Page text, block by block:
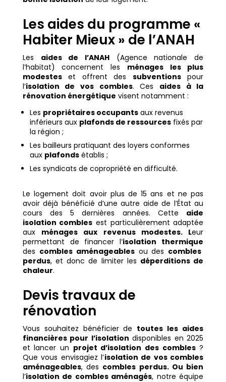
Les aides du programme «
Habiter Mieux » de l’ANAH
Les aides de l’ANAH (Agence nationale de
l’habitat) concernent les ménages les plus
modesteset offrent des subventionspour
l’isolation de vos combles. Ces aides à la
rénovation énergétique visent notamment :
Les propriétaires occupantsaux revenus
inférieurs aux plafonds de ressourcesfixés par
la région ;
Les bailleurs pratiquant des loyers conformes
aux plafondsétablis ;
Les syndicats de copropriété en difficulté.
Le logement doit avoir plus de 15 ans et ne pas
avoir déjà bénéficié d’une autre aide de l’État au
cours des 5 dernières années. Cette aide
isolation combles est particulièrement adaptée
aux ménages aux revenus modestes. Leur
permettant de financer l’isolation thermique
des combles aménageablesou des combles
perdus, et donc de limiter les déperditions de
chaleur.
Devis travaux de
rénovation
Vous souhaitez bénéficier de toutes les aides
financières pour l’isolation disponibles en 2025
et lancer un projet d’isolation des combles?
Que vous envisagiez l’isolation de vos combles
aménageables, des combles perdus. Ou bien
l’isolation de combles aménagés, notre équipe